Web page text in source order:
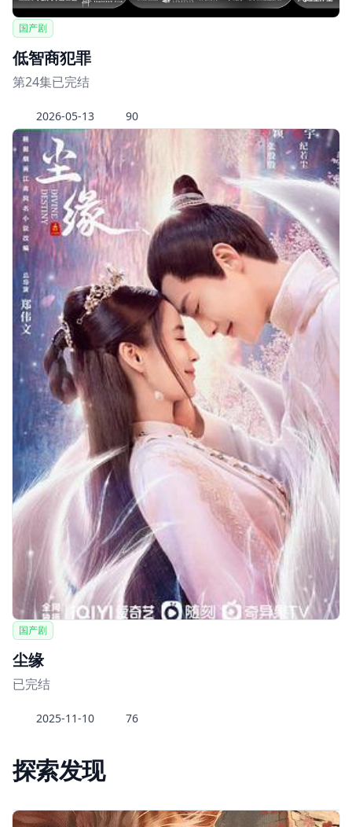
国产剧
低智商犯罪
第24集已完结
2026-05-13 90
国产剧
尘缘
已完结
2025-11-10 76
探索发现